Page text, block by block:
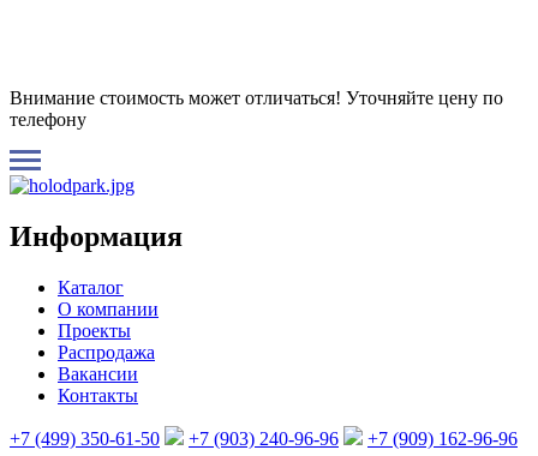
Внимание стоимость может отличаться! Уточняйте цену по
телефону
Информация
Каталог
О компании
Проекты
Распродажа
Вакансии
Контакты
+7 (499) 350-61-50 +7 (903) 240-96-96
+7 (909) 162-96-96